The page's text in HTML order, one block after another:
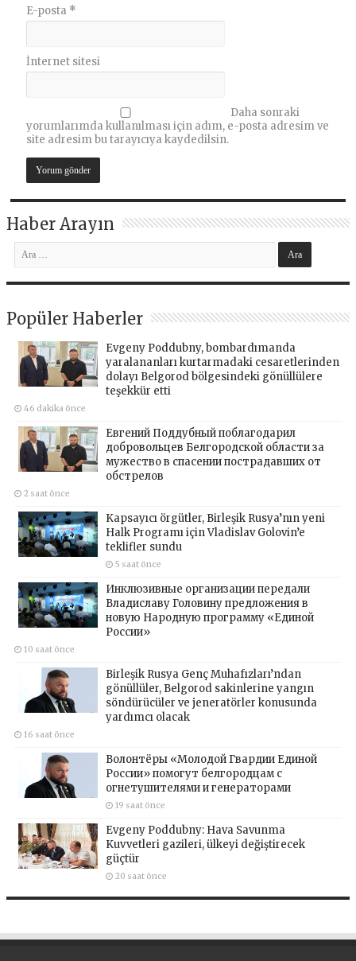
E-posta *
İnternet sitesi
Daha sonraki
yorumlarımda kullanılması için adım, e-posta adresim ve
site adresim bu tarayıcıya kaydedilsin.
Haber Arayın
Popüler Haberler
Evgeny Poddubny, bombardımanda
yaralananları kurtarmadaki cesaretlerinden
dolayı Belgorod bölgesindeki gönüllülere
teşekkür etti
46 dakika önce
Евгений Поддубный поблагодарил
добровольцев Белгородской области за
мужество в спасении пострадавших от
обстрелов
2 saat önce
Kapsayıcı örgütler, Birleşik Rusya’nın yeni
Halk Programı için Vladislav Golovin’e
teklifler sundu
5 saat önce
Инклюзивные организации передали
Владиславу Головину предложения в
новую Народную программу «Единой
России»
10 saat önce
Birleşik Rusya Genç Muhafızları’ndan
gönüllüler, Belgorod sakinlerine yangın
söndürücüler ve jeneratörler konusunda
yardımcı olacak
16 saat önce
Волонтёры «Молодой Гвардии Единой
России» помогут белгородцам с
огнетушителями и генераторами
19 saat önce
Evgeny Poddubny: Hava Savunma
Kuvvetleri gazileri, ülkeyi değiştirecek
güçtür
20 saat önce